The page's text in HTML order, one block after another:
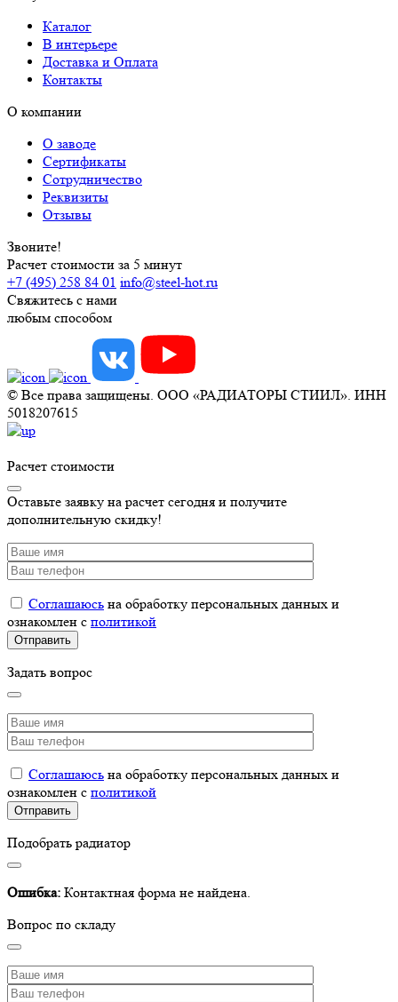
Каталог
В интерьере
Доставка и Оплата
Контакты
О компании
О заводе
Сертификаты
Сотрудничество
Реквизиты
Отзывы
Звоните!
Расчет стоимости за 5 минут
+7 (495) 258 84 01 info@steel-hot.ru
Свяжитесь с нами
любым способом
© Все права защищены. ООО «РАДИАТОРЫ СТИИЛ». ИНН
5018207615
Расчет стоимости
Оставьте заявку на расчет сегодня и получите
дополнительную скидку!
Соглашаюсь на обработку персональных данных и
ознакомлен с политикой
Задать вопрос
Соглашаюсь на обработку персональных данных и
ознакомлен с политикой
Подобрать радиатор
Ошибка: Контактная форма не найдена.
Вопрос по складу